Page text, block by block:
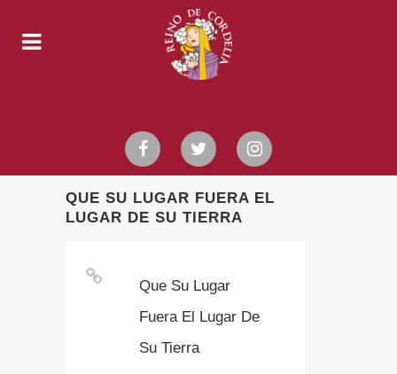
QUE SU LUGAR FUERA EL
LUGAR DE SU TIERRA
Que Su Lugar
Fuera El Lugar De
Su Tierra